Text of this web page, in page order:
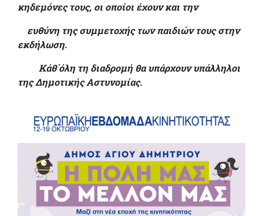
κηδεμόνες τους, οι οποίοι έχουν και την
ευθύνη της συμμετοχής των παιδιών τους στην
εκδήλωση.
Κάθ΄όλη τη διαδρομή θα υπάρχουν υπάλληλοι
της Δημοτικής Αστυνομίας.